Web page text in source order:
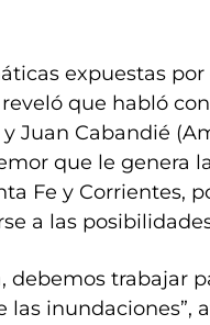
expuestas
que habló
Juan Cabandié
que le genera
Fe y Corrientes,
a las
debemos trabajar
inundaciones”,